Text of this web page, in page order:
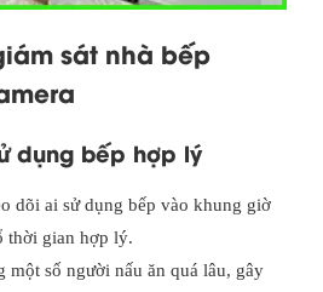
sát nhà bếp
dụng bếp hợp lý
dõi ai sử dụng bếp vào khung giờ
thời gian hợp lý.
một số người nấu ăn quá lâu, gây